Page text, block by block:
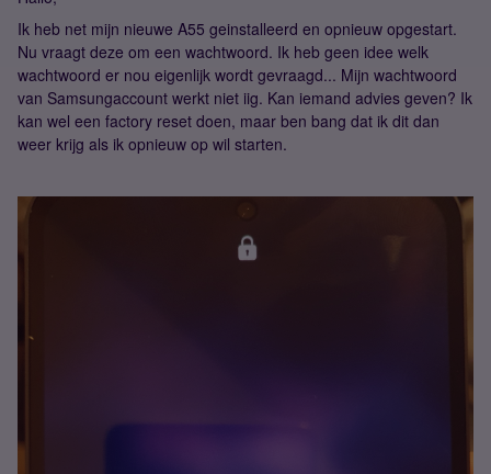
Ik heb net mijn nieuwe A55 geinstalleerd en opnieuw opgestart.
Nu vraagt deze om een wachtwoord. Ik heb geen idee welk
wachtwoord er nou eigenlijk wordt gevraagd... Mijn wachtwoord
van Samsungaccount werkt niet iig. Kan iemand advies geven? Ik
kan wel een factory reset doen, maar ben bang dat ik dit dan
weer krijg als ik opnieuw op wil starten.